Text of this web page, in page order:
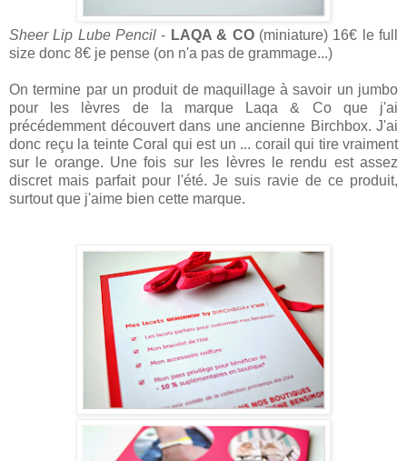
Sheer Lip Lube Pencil- LAQA & CO(miniature) 16€ le full
size donc 8€ je pense (on n'a pas de grammage...)
On termine par un produit de maquillage à savoir un jumbo
pour les lèvres de la marque Laqa & Co que j'ai
précédemment découvert dans une ancienne Birchbox. J'ai
donc reçu la teinte Coral qui est un ... corail qui tire vraiment
sur le orange. Une fois sur les lèvres le rendu est assez
discret mais parfait pour l'été. Je suis ravie de ce produit,
surtout que j'aime bien cette marque.